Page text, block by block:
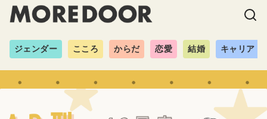
ジェンダー こころ からだ 恋愛 結婚 キャリア